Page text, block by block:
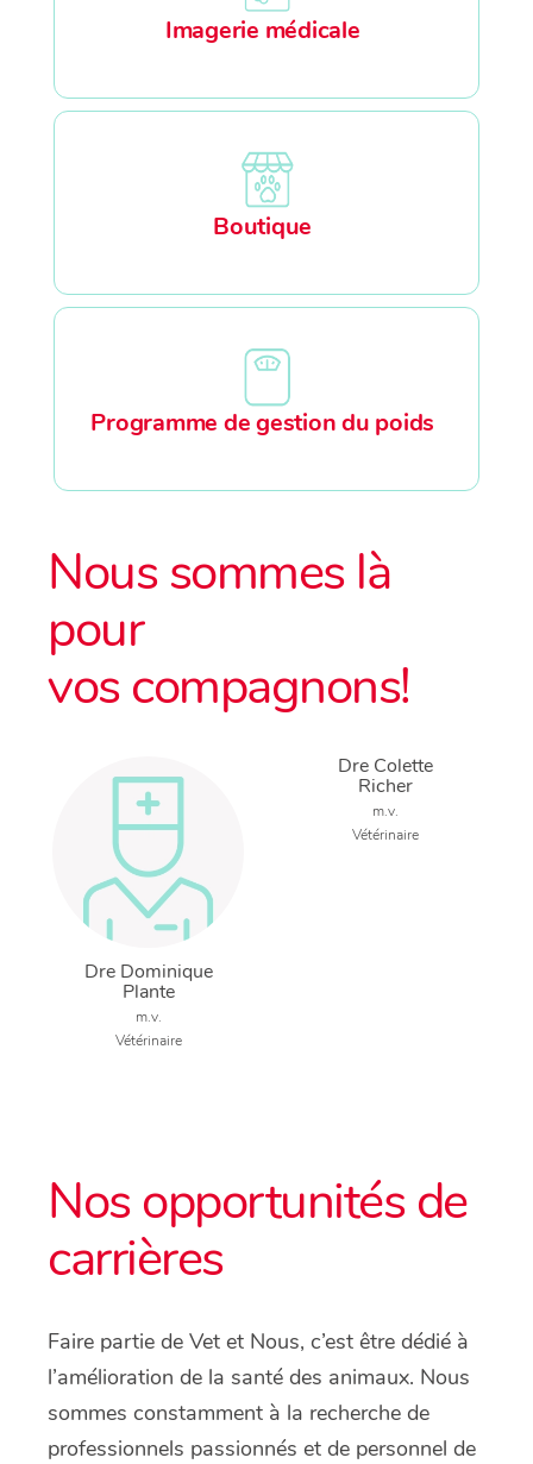
Imagerie médicale
Boutique
Programme de gestion du poids
Nous sommes là
pour
vos compagnons!
Dre Dominique
Plante
m.v.
Vétérinaire
Dre Colette
Richer
m.v.
Vétérinaire
Nos opportunités de
carrières
Faire partie de Vet et Nous, c’est être dédié à
l’amélioration de la santé des animaux. Nous
sommes constamment à la recherche de
professionnels passionnés et de personnel de